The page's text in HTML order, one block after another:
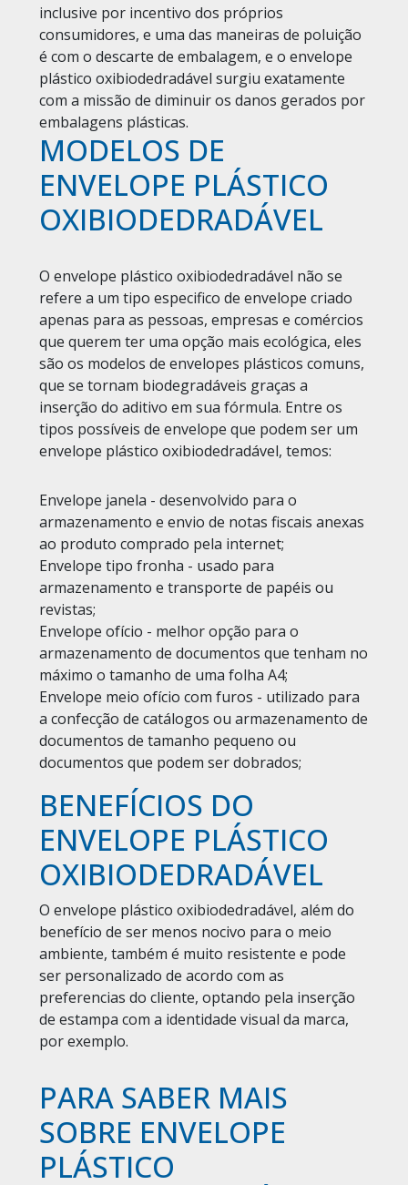
inclusive por incentivo dos próprios
consumidores, e uma das maneiras de poluição
é com o descarte de embalagem, e o envelope
plástico oxibiodedradável surgiu exatamente
com a missão de diminuir os danos gerados por
embalagens plásticas.
MODELOS DE
ENVELOPE PLÁSTICO
OXIBIODEDRADÁVEL
O envelope plástico oxibiodedradável não se
refere a um tipo especifico de envelope criado
apenas para as pessoas, empresas e comércios
que querem ter uma opção mais ecológica, eles
são os modelos de envelopes plásticos comuns,
que se tornam biodegradáveis graças a
inserção do aditivo em sua fórmula. Entre os
tipos possíveis de envelope que podem ser um
envelope plástico oxibiodedradável, temos:
Envelope janela - desenvolvido para o
armazenamento e envio de notas fiscais anexas
ao produto comprado pela internet;
Envelope tipo fronha - usado para
armazenamento e transporte de papéis ou
revistas;
Envelope ofício - melhor opção para o
armazenamento de documentos que tenham no
máximo o tamanho de uma folha A4;
Envelope meio ofício com furos - utilizado para
a confecção de catálogos ou armazenamento de
documentos de tamanho pequeno ou
documentos que podem ser dobrados;
BENEFÍCIOS DO
ENVELOPE PLÁSTICO
OXIBIODEDRADÁVEL
O envelope plástico oxibiodedradável, além do
benefício de ser menos nocivo para o meio
ambiente, também é muito resistente e pode
ser personalizado de acordo com as
preferencias do cliente, optando pela inserção
de estampa com a identidade visual da marca,
por exemplo.
PARA SABER MAIS
SOBRE ENVELOPE
PLÁSTICO